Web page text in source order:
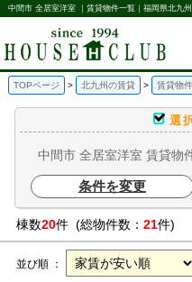
TOPページ 北九州の賃貸 賃貸物
選
中間市 全居室洋室 賃貸物
条件を変更
棟数20件 (総物件数： 21件)
並び順 ：